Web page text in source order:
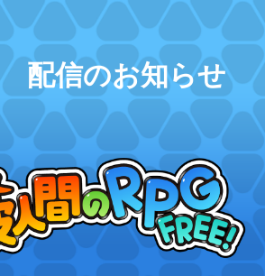
Skip to navigation
配信のお知らせ